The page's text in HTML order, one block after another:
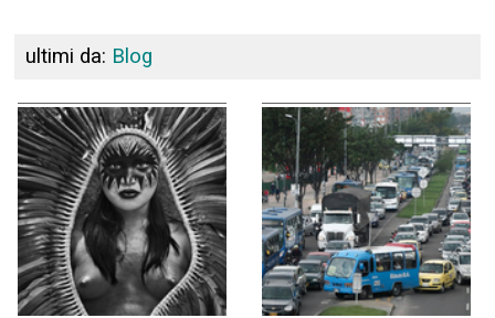
ultimi da: Blog